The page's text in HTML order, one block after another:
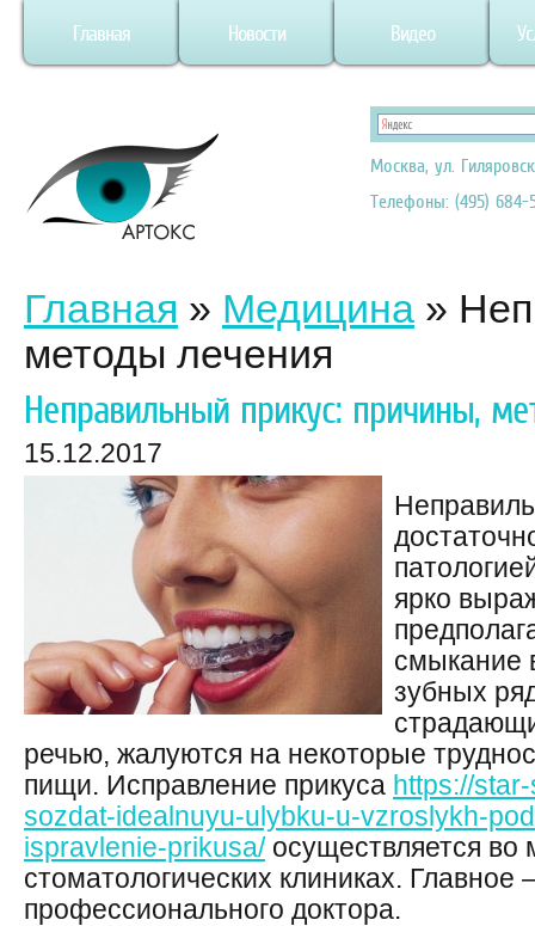
Главная Новости Видео
Москва, ул.
Телефоны: (495) 684-
Главная » Медицина »
методы лечения
Неправильный прикус: причины,
15.12.2017
ярко
смыкание
зубных
речью, жалуются на некоторые
пищи. Исправление прикуса https://
sozdat-idealnuyu-ulybku-u-vzroslykh-
ispravlenie-prikusa/осуществляется во
стоматологических клиниках. Главное
профессионального доктора.